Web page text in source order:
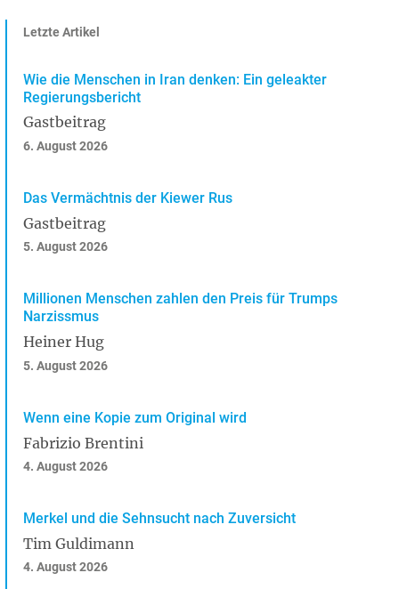
Letzte Artikel
Wie die Menschen in Iran denken: Ein geleakter
Regierungsbericht
Gastbeitrag
6. August 2026
Das Vermächtnis der Kiewer Rus
Gastbeitrag
5. August 2026
Millionen Menschen zahlen den Preis für Trumps
Narzissmus
Heiner Hug
5. August 2026
Wenn eine Kopie zum Original wird
Fabrizio Brentini
4. August 2026
Merkel und die Sehnsucht nach Zuversicht
Tim Guldimann
4. August 2026